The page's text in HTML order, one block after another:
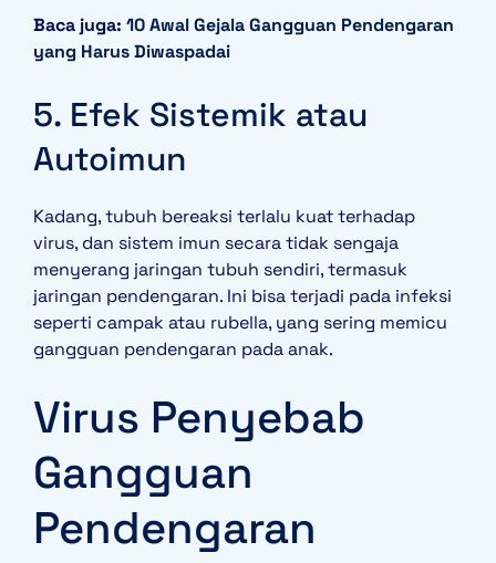
Baca juga: 10 Awal Gejala Gangguan Pendengaran
yang Harus Diwaspadai
5. Efek Sistemik atau
Autoimun
Kadang, tubuh bereaksi terlalu kuat terhadap
virus, dan sistem imun secara tidak sengaja
menyerang jaringan tubuh sendiri, termasuk
jaringan pendengaran. Ini bisa terjadi pada infeksi
seperti campak atau rubella, yang sering memicu
gangguan pendengaran pada anak.
Virus Penyebab
Gangguan
Pendengaran